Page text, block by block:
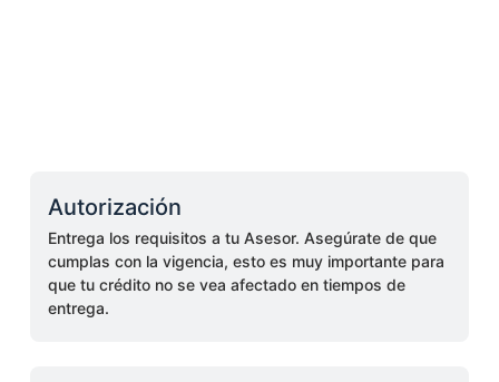
Autorización
Entrega los requisitos a tu Asesor. Asegúrate de que
cumplas con la vigencia, esto es muy importante para
que tu crédito no se vea afectado en tiempos de
entrega.